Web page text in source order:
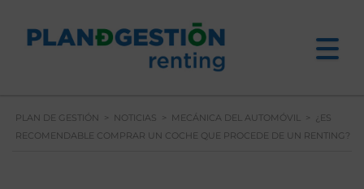
PLAN DE GESTIÓN > NOTICIAS > MECÁNICA DEL AUTOMÓVIL >
¿ES
RECOMENDABLE COMPRAR UN COCHE QUE PROCEDE DE UN RENTING?